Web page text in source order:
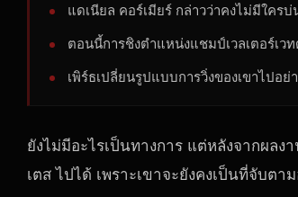
แดเนียล คอร์เมียร์ กล่าวว่าคงไม่มีใคร
ตอนนี้การชิงตำแหน่งแชมป์เวลเตอร์เว
เพิร์ธเปลี่ยนรูปแบบการวิ่งของเขาไปอย่
ยังไม่มีอะไรเป็นทางการ แต่หลังจากผล
เตส ไปได้ เพราะเขาจะยังคงเป็นที่จับตา